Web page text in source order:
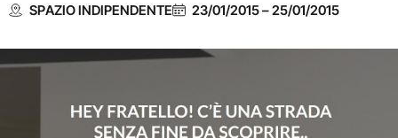
SPAZIO INDIPENDENTE 23/01/2015–25/01/2015